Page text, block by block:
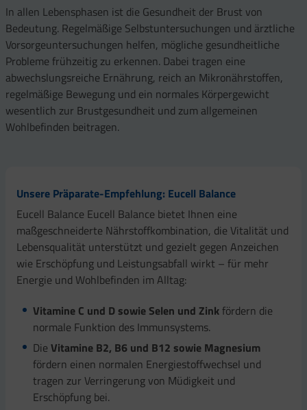
In allen Lebensphasen ist die Gesundheit der Brust von
Bedeutung. Regelmäßige Selbstuntersuchungen und ärztliche
Vorsorgeuntersuchungen helfen, mögliche gesundheitliche
Probleme frühzeitig zu erkennen. Dabei tragen eine
abwechslungsreiche Ernährung, reich an Mikronährstoffen,
regelmäßige Bewegung und ein normales Körpergewicht
wesentlich zur Brustgesundheit und zum allgemeinen
Wohlbefinden beitragen.
Unsere Präparate-Empfehlung: Eucell Balance
Eucell Balance Eucell Balance bietet Ihnen eine
maßgeschneiderte Nährstoffkombination, die Vitalität und
Lebensqualität unterstützt und gezielt gegen Anzeichen
wie Erschöpfung und Leistungsabfall wirkt – für mehr
Energie und Wohlbefinden im Alltag:
Vitamine C und D sowie Selen und Zinkfördern die
normale Funktion des Immunsystems.
Die Vitamine B2, B6 und B12 sowie Magnesium
fördern einen normalen Energiestoffwechsel und
tragen zur Verringerung von Müdigkeit und
Erschöpfung bei.